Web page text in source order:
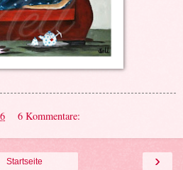
6 Kommentare:
›
Startseite